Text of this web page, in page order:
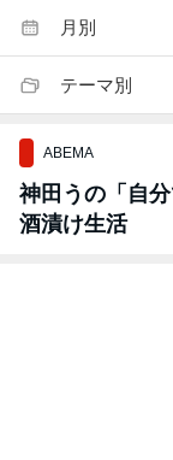
月別
テーマ別
ABEMA
神田うの「自分
酒漬け生活